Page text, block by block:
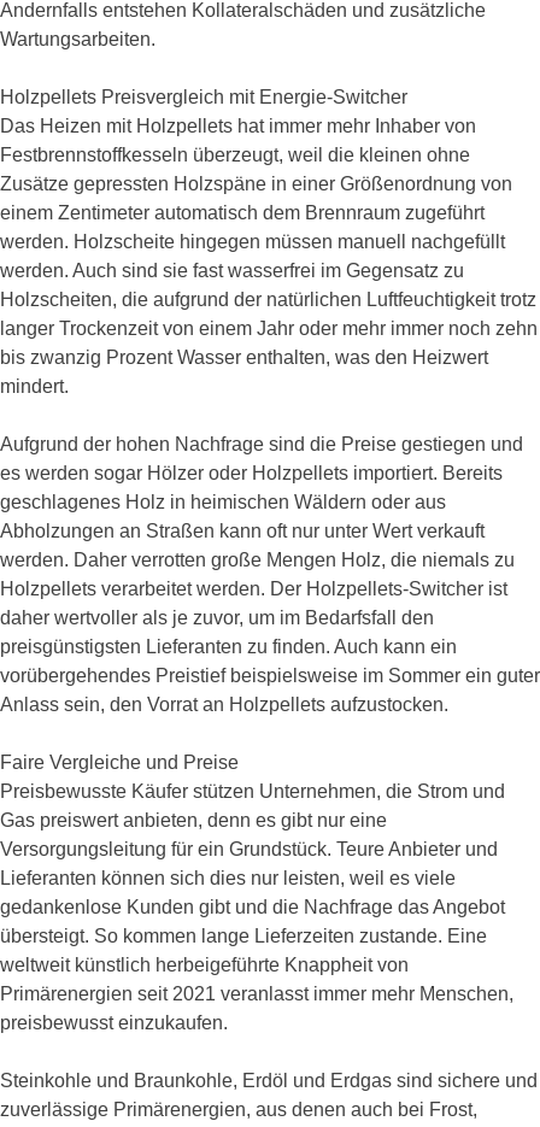
Andernfalls entstehen Kollateralschäden und zusätzliche
Wartungsarbeiten.
Holzpellets Preisvergleich mit Energie-Switcher
Das Heizen mit Holzpellets hat immer mehr Inhaber von
Festbrennstoffkesseln überzeugt, weil die kleinen ohne
Zusätze gepressten Holzspäne in einer Größenordnung von
einem Zentimeter automatisch dem Brennraum zugeführt
werden. Holzscheite hingegen müssen manuell nachgefüllt
werden. Auch sind sie fast wasserfrei im Gegensatz zu
Holzscheiten, die aufgrund der natürlichen Luftfeuchtigkeit trotz
langer Trockenzeit von einem Jahr oder mehr immer noch zehn
bis zwanzig Prozent Wasser enthalten, was den Heizwert
mindert.
Aufgrund der hohen Nachfrage sind die Preise gestiegen und
es werden sogar Hölzer oder Holzpellets importiert. Bereits
geschlagenes Holz in heimischen Wäldern oder aus
Abholzungen an Straßen kann oft nur unter Wert verkauft
werden. Daher verrotten große Mengen Holz, die niemals zu
Holzpellets verarbeitet werden. Der Holzpellets-Switcher ist
daher wertvoller als je zuvor, um im Bedarfsfall den
preisgünstigsten Lieferanten zu finden. Auch kann ein
vorübergehendes Preistief beispielsweise im Sommer ein guter
Anlass sein, den Vorrat an Holzpellets aufzustocken.
Faire Vergleiche und Preise
Preisbewusste Käufer stützen Unternehmen, die Strom und
Gas preiswert anbieten, denn es gibt nur eine
Versorgungsleitung für ein Grundstück. Teure Anbieter und
Lieferanten können sich dies nur leisten, weil es viele
gedankenlose Kunden gibt und die Nachfrage das Angebot
übersteigt. So kommen lange Lieferzeiten zustande. Eine
weltweit künstlich herbeigeführte Knappheit von
Primärenergien seit 2021 veranlasst immer mehr Menschen,
preisbewusst einzukaufen.
Steinkohle und Braunkohle, Erdöl und Erdgas sind sichere und
zuverlässige Primärenergien, aus denen auch bei Frost,